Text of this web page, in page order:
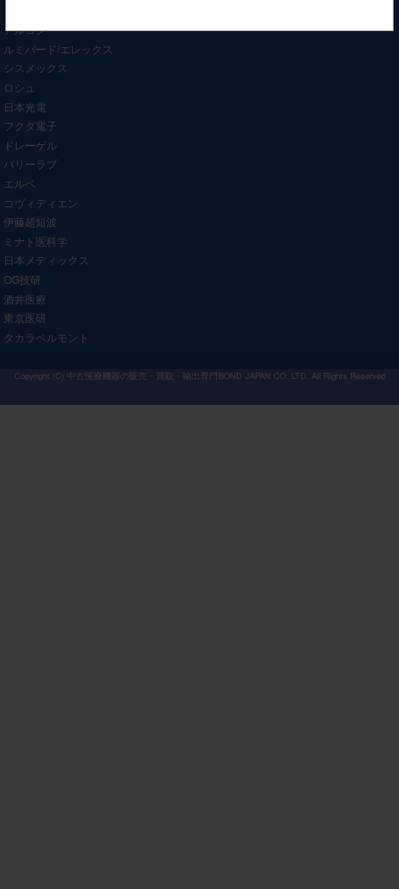
アルコン
ルミバード/エレックス
シスメックス
ロシュ
日本光電
フクダ電子
ドレーゲル
バリーラブ
エルベ
コヴィディエン
伊藤超短波
ミナト医科学
日本メディックス
OG技研
酒井医療
東京医研
タカラベルモント
Copyright (C) 中古医療機器の販売・買取・輸出専門BOND JAPAN CO.,LTD. All Rights Reserved